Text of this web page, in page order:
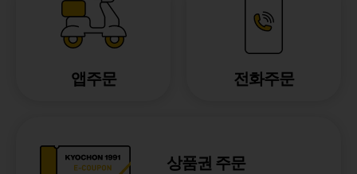
앱주문 전화주문
상품권 주문